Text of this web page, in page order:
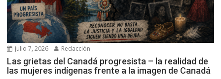
julio 7, 2026 Redacción
Las grietas del Canadá progresista – la realidad de
las mujeres indígenas frente a la imagen de Canadá